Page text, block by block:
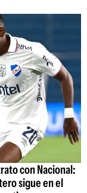
con Nacional:
sigue en el